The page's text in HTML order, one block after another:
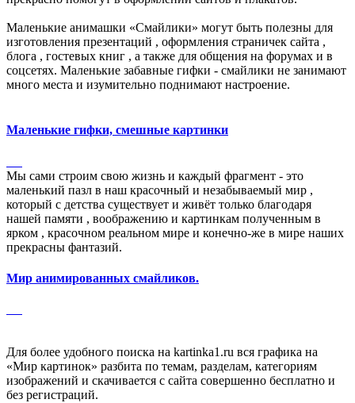
Маленькие анимашки «Смайлики» могут быть полезны для
изготовления презентаций , оформления страничек сайта ,
блога , гостевых книг , а также для общения на форумах и в
соцсетях. Маленькие забавные гифки - смайлики не занимают
много места и изумительно поднимают настроение.
Маленькие гифки, смешные картинки
Мы сами строим свою жизнь и каждый фрагмент - это
маленький пазл в наш красочный и незабываемый мир ,
который с детства существует и живёт только благодаря
нашей памяти , воображению и картинкам полученным в
ярком , красочном реальном мире и конечно-же в мире наших
прекрасны фантазий.
Мир анимированных смайликов.
Для более удобного поиска на kartinka1.ru вся графика на
«Мир картинок» разбита по темам, разделам, категориям
изображений и скачивается с сайта совершенно бесплатно и
без регистраций.